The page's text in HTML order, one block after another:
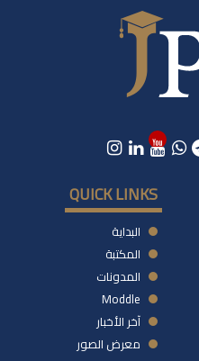
QUICK LINKS
البداية
المكتبة
المدونات
Moddle
آخر الأخبار
معرض الصور